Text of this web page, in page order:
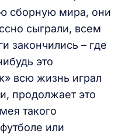
сборную мира, они
сыграли, всем
закончились – где
это
всю жизнь играл
продолжает это
такого
или